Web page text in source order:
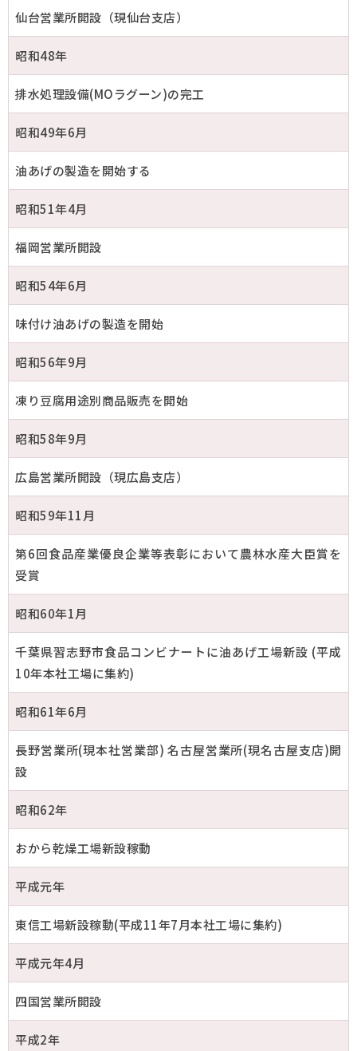
仙台営業所開設（現仙台支店）
昭和48年
排水処理設備(MOラグーン)の完工
昭和49年6月
油あげの製造を開始する
昭和51年4月
福岡営業所開設
昭和54年6月
味付け油あげの製造を開始
昭和56年9月
凍り豆腐用途別商品販売を開始
昭和58年9月
広島営業所開設（現広島支店）
昭和59年11月
第6回食品産業優良企業等表彰において農林水産大臣賞を
受賞
昭和60年1月
千葉県習志野市食品コンビナートに油あげ工場新設 (平成
10年本社工場に集約)
昭和61年6月
長野営業所(現本社営業部) 名古屋営業所(現名古屋支店)開
設
昭和62年
おから乾燥工場新設稼動
平成元年
東信工場新設稼動(平成11年7月本社工場に集約)
平成元年4月
四国営業所開設
平成2年